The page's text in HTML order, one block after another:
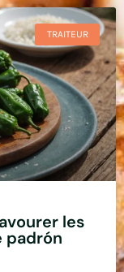
TRAITEUR
les
padrón